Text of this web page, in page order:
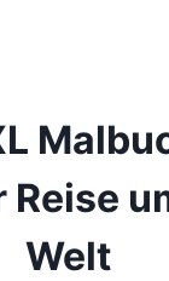
Reise
Welt